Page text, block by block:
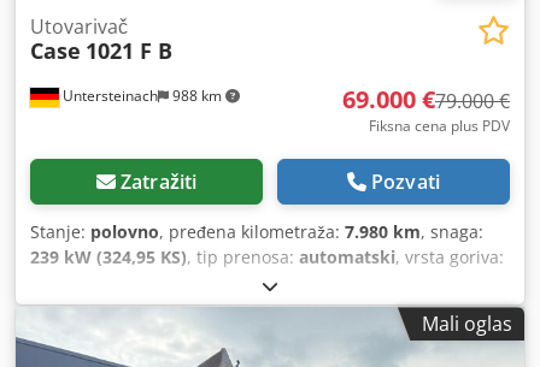
Untersteinach 988 km
Utovarivač
Case 1021 F B
69.000 €79.000 €
Fiksna cena plus PDV
Zatražiti Pozvati
Stanje: polovno, pređena kilometraža: 7.980 km, snaga:
239 kW (324,95 KS), tip prenosa: automatski, vrsta goriva:
, prva registracija:
proizvodnje:2013, Oprema:klima uređaj, = Dodatne opcije
i oprema = - Klima uređaj - Radio - Servo upravljač -
Sunčana klapna = Napomene = +++Težina: 24.000 kg
Mali oglas